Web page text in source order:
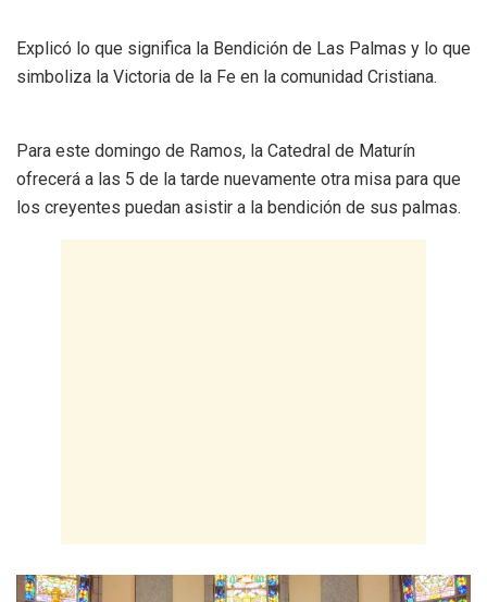
Explicó lo que significa la Bendición de Las Palmas y lo que
simboliza la Victoria de la Fe en la comunidad Cristiana.
Para este domingo de Ramos, la Catedral de Maturín
ofrecerá a las 5 de la tarde nuevamente otra misa para que
los creyentes puedan asistir a la bendición de sus palmas.